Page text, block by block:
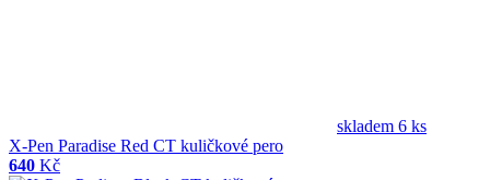
skladem 6 ks
X-Pen Paradise Red CT kuličkové pero
640 Kč